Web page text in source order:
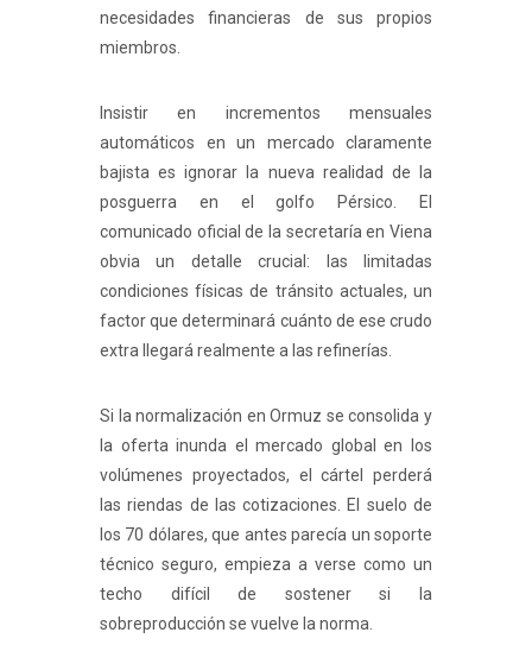
necesidades financieras de sus propios
miembros.
Insistir en incrementos mensuales
automáticos en un mercado claramente
bajista es ignorar la nueva realidad de la
posguerra en el golfo Pérsico. El
comunicado oficial de la secretaría en Viena
obvia un detalle crucial: las limitadas
condiciones físicas de tránsito actuales, un
factor que determinará cuánto de ese crudo
extra llegará realmente a las refinerías.
Si la normalización en Ormuz se consolida y
la oferta inunda el mercado global en los
volúmenes proyectados, el cártel perderá
las riendas de las cotizaciones. El suelo de
los 70 dólares, que antes parecía un soporte
técnico seguro, empieza a verse como un
techo difícil de sostener si la
sobreproducción se vuelve la norma.